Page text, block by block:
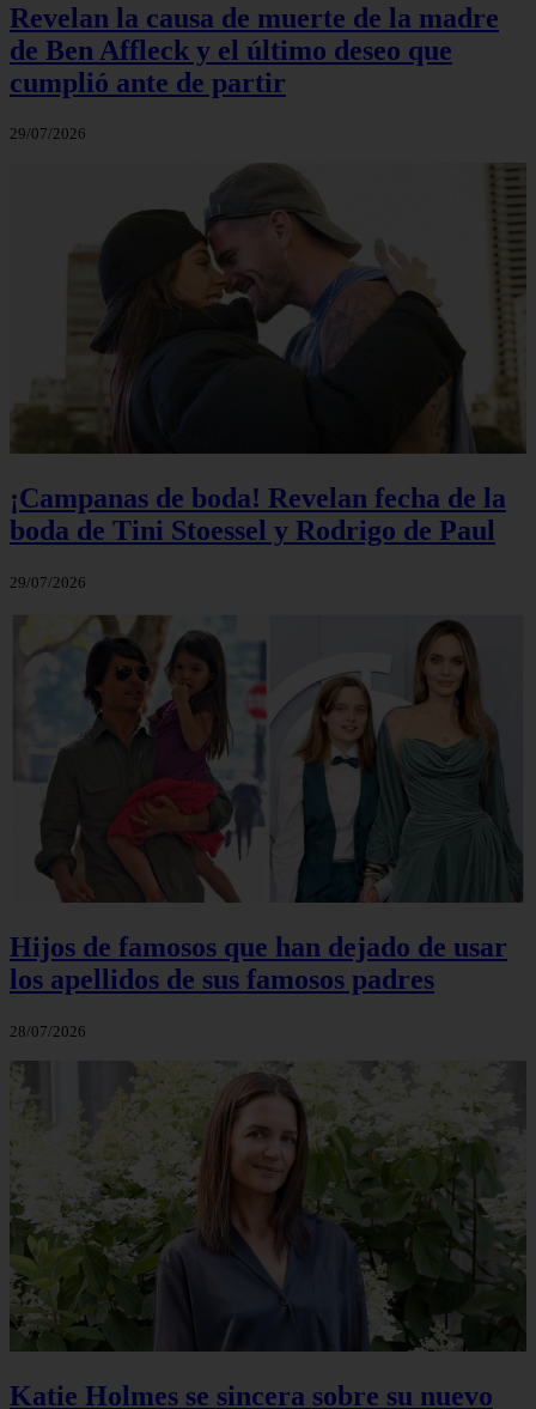
Revelan la causa de muerte de la madre
de Ben Affleck y el último deseo que
cumplió ante de partir
29/07/2026
¡Campanas de boda! Revelan fecha de la
boda de Tini Stoessel y Rodrigo de Paul
29/07/2026
Hijos de famosos que han dejado de usar
los apellidos de sus famosos padres
28/07/2026
Katie Holmes se sincera sobre su nuevo